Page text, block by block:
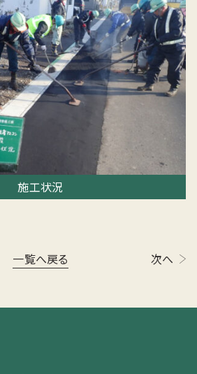
施工状況
一覧へ戻る 次へ